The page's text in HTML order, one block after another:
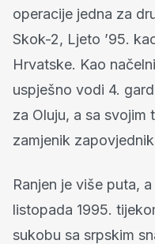
operacije jedna za
Skok-2, Ljeto ’95.
Hrvatske. Kao
uspješno vodi 4.
za Oluju, a sa svojim
zamjenik
Ranjen je više puta,
listopada 1995.
sukobu sa srpskim